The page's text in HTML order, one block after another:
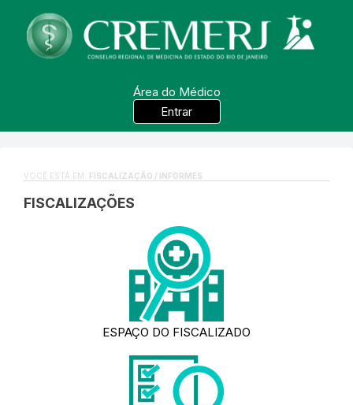
Área do Médico
Entrar
VOCÊ ESTÁ EM: FISCALIZAÇÃO / INFORMES
FISCALIZAÇÕES
ESPAÇO DO FISCALIZADO